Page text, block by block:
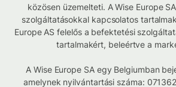
közösen üzemelteti. A Wise Europe
szolgáltatásokkal kapcsolatos
Europe AS felelős a befektetési
tartalmakért, beleértve a
A Wise Europe SA egy Belgiumban
amelynek nyilvántartási száma: